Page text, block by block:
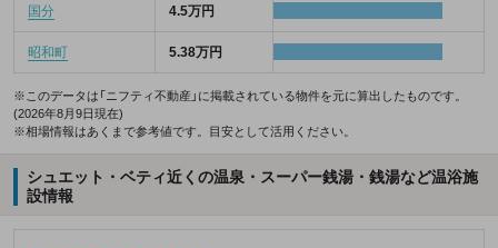
国分 4.5万円
昭和町 5.38万円
※このデータは「ニフティ不動産」に掲載されている物件を元に算出したものです。
(2026年8月9日現在)
※相場情報はあくまで参考値です。目安として活用ください。
シュエット・ベティ近くの温泉・スーパー銭湯・銭湯など温浴施
設情報